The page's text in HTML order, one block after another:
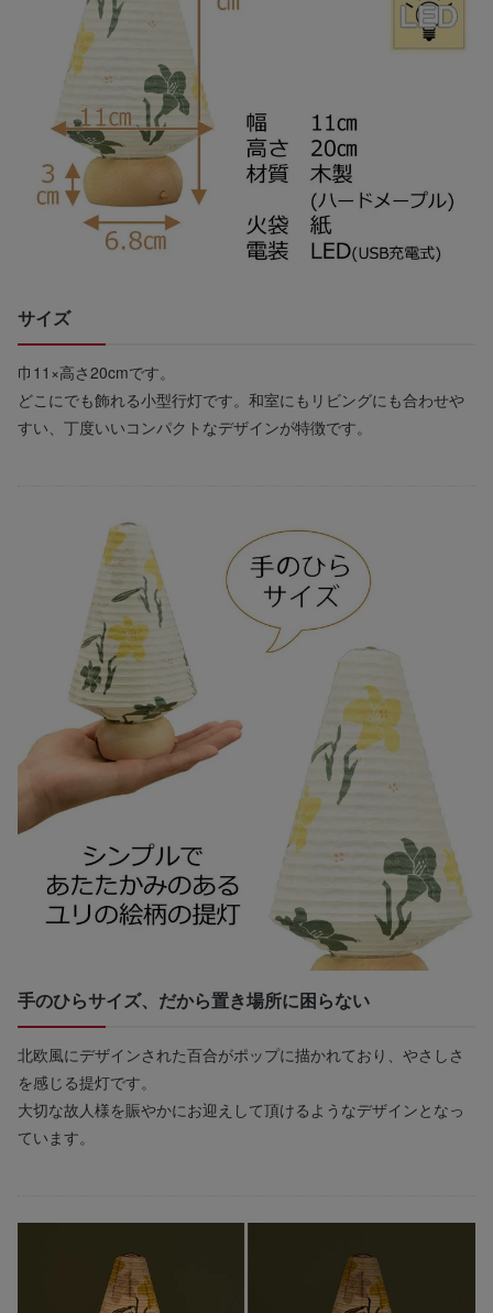
サイズ
巾11×高さ20cmです。
どこにでも飾れる小型行灯です。和室にもリビングにも合わせや
すい、丁度いいコンパクトなデザインが特徴です。
手のひらサイズ、だから置き場所に困らない
北欧風にデザインされた百合がポップに描かれており、やさしさ
を感じる提灯です。
大切な故人様を賑やかにお迎えして頂けるようなデザインとなっ
ています。